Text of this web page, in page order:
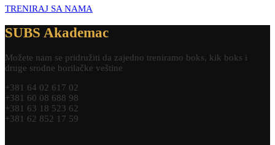
TRENIRAJ SA NAMA
SUBS Akademac
Možete nam se pridružiti da zajedno treniramo boks, kik boks i
druge srodne borilačke veštine
+381 64 02 617 02
+381 60 08 688 98
+381 63 18 523 62
+381 62 852 17 59